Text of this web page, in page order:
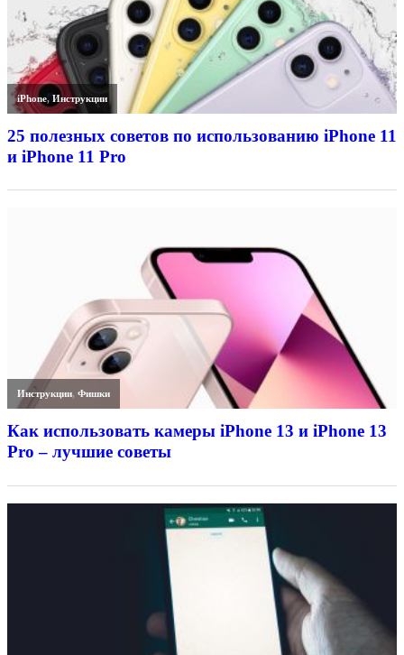
iPhone,Инструкции
25 полезных советов по использованию iPhone 11
и iPhone 11 Pro
Инструкции,Фишки
Как использовать камеры iPhone 13 и iPhone 13
Pro – лучшие советы